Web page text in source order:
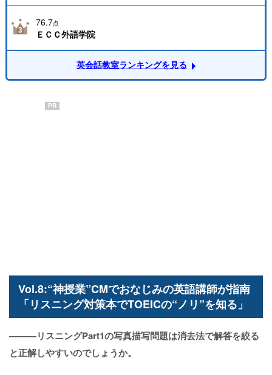
76.7点
ＥＣＣ外語学院
英会話教室ランキングを見る
PR
Vol.8:“神授業”CMでおなじみの英語講師が指南
「リスニング対策本でTOEICの“ノリ”を知る」
―――リスニングPart1の写真描写問題は消去法で解答を絞る
と正解しやすいのでしょうか。